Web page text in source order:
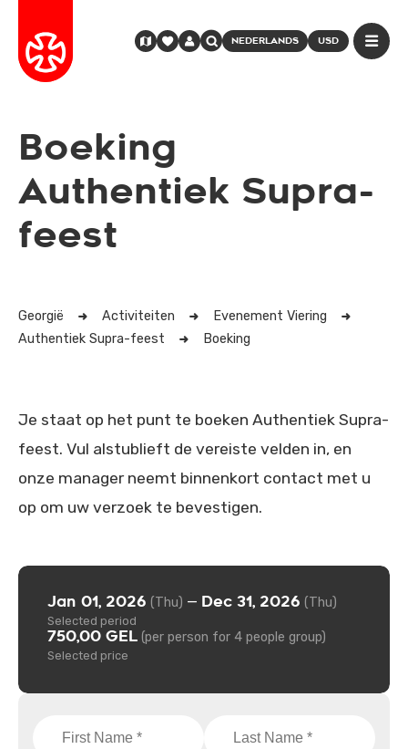
NEDERLANDS USD
Boeking
Authentiek Supra-
feest
Georgië Activiteiten
Evenement Viering
Authentiek Supra-feest
Boeking
Je staat op het punt te boeken Authentiek Supra-
feest. Vul alstublieft de vereiste velden in, en
onze manager neemt binnenkort contact met u
op om uw verzoek te bevestigen.
Jan 01, 2026 (Thu) — Dec 31, 2026 (Thu)
Selected period
750,00 GEL (per person for 4 people group)
Selected price